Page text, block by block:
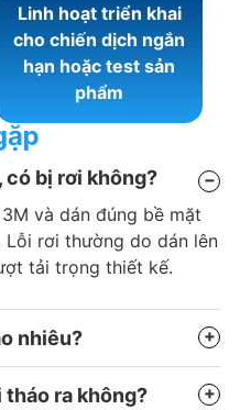
Linh hoạt triển khai
cho chiến dịch ngắn
hạn hoặc test sản
phẩm
có bị rơi không?
và dán đúng bề mặt
Lỗi rơi thường do dán lên
tải trọng thiết kế.
nhiêu?
– 1kg. Không nên ép quá
tiếp đến độ bền và
tháo ra không?